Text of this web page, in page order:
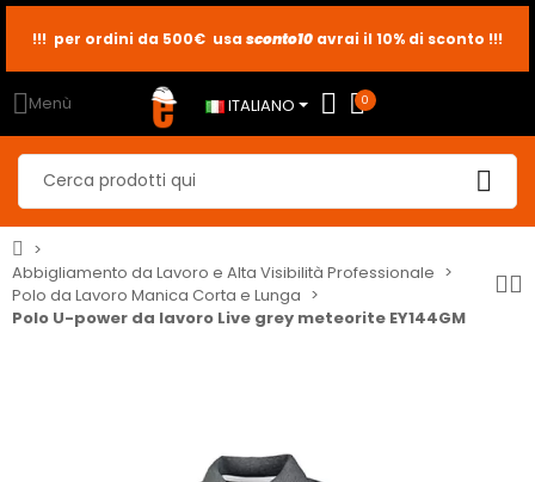
sconto2
sconto5
!!! per ordini da 500€ usa sconto10 avrai il 10% di sconto !!!
Menù ITALIANO 0
Abbigliamento da Lavoro e Alta Visibilità Professionale
Polo da Lavoro Manica Corta e Lunga
Polo U-power da lavoro Live grey meteorite EY144GM